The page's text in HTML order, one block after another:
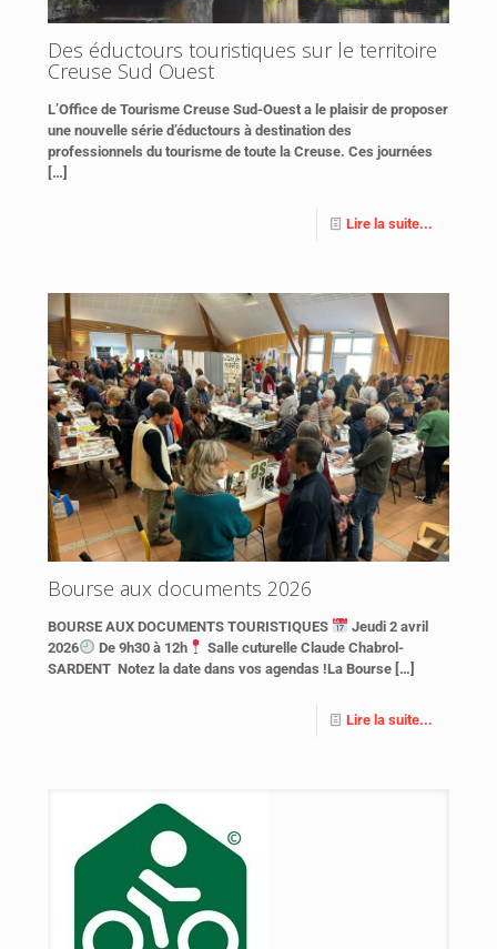
Des éductours touristiques sur le territoire
Creuse Sud Ouest
L’Office de Tourisme Creuse Sud-Ouest a le plaisir de proposer
une nouvelle série d’éductours à destination des
professionnels du tourisme de toute la Creuse. Ces journées
[…]
Lire la suite...
Bourse aux documents 2026
BOURSE AUX DOCUMENTS TOURISTIQUES
Jeudi 2 avril
2026
De 9h30 à 12h
Salle cuturelle Claude Chabrol-
SARDENT Notez la date dans vos agendas !La Bourse […]
Lire la suite...